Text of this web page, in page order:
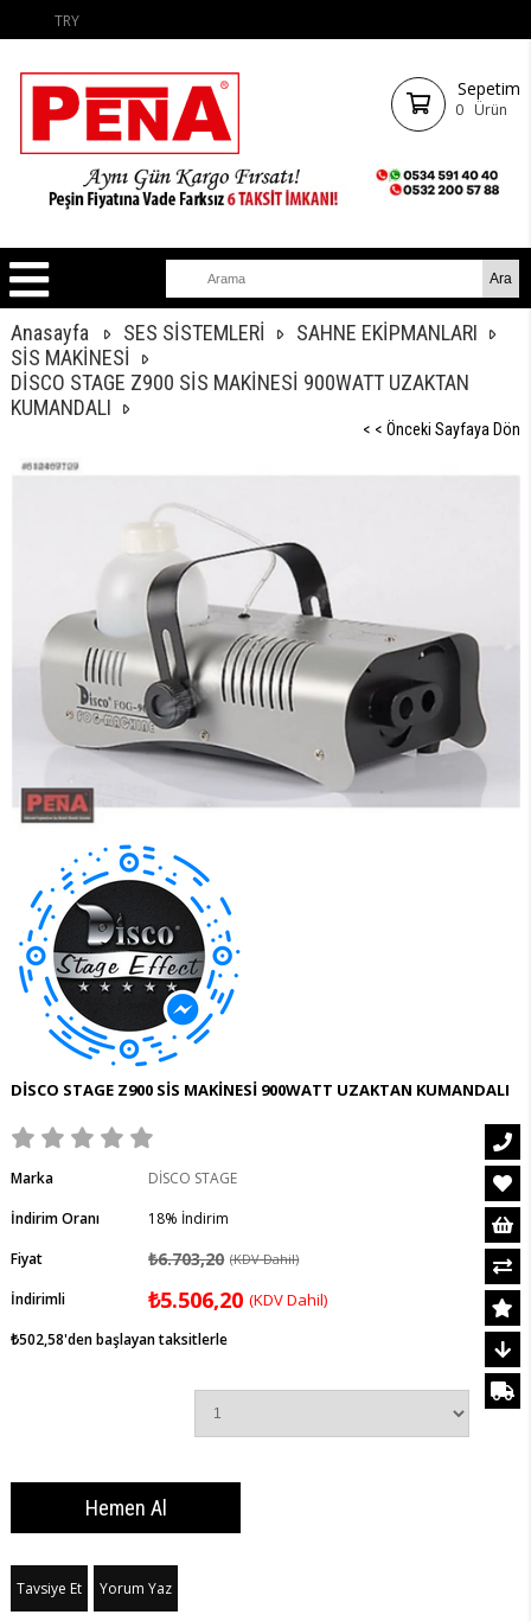
TRY
Sepetim
0 Ürün
Anasayfa SES SİSTEMLERİ
SAHNE EKİPMANLARI
SİS MAKİNESİ
DİSCO STAGE Z900 SİS MAKİNESİ 900WATT UZAKTAN
KUMANDALI
< < Önceki Sayfaya Dön
DİSCO STAGE Z900 SİS MAKİNESİ 900WATT UZAKTAN KUMANDALI
Marka
DİSCO STAGE
İndirim Oranı
%
18
İndirim
Fiyat
₺6.703,20 (KDV Dahil)
İndirimli ₺5.506,20 (KDV Dahil)
₺502,58'den başlayan taksitlerle
Tavsiye Et Yorum Yaz